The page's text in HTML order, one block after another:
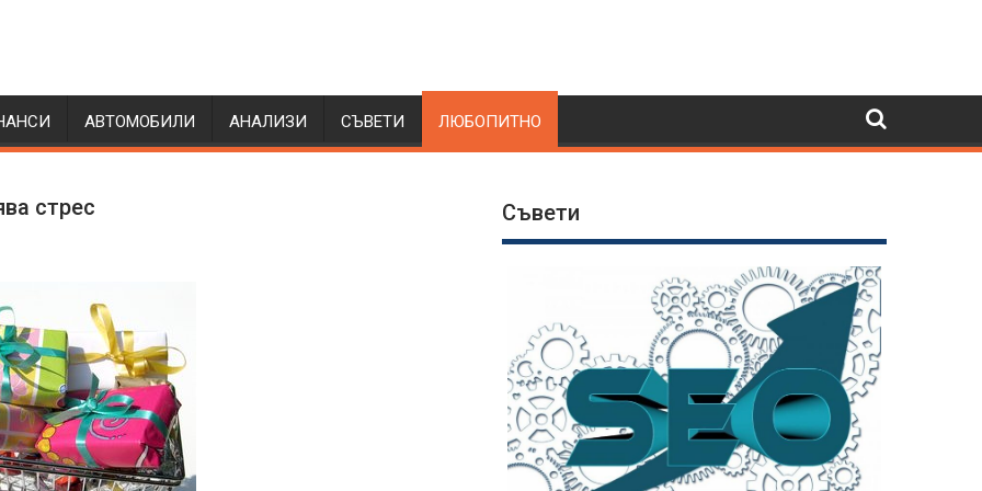
АВТОМОБИЛИ АНАЛИЗИ СЪВЕТИ ЛЮБОПИТНО
стрес Съвети